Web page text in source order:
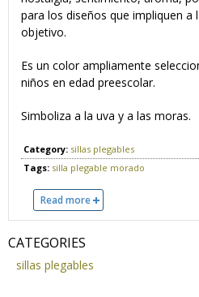
para los diseños que impliquen
objetivo.
Es un color ampliamente
niños en edad preescolar.
Simboliza a la uva y a las moras.
Category: sillas plegables
Tags: silla plegable morado
Read moreabout Silla plegable
CATEGORIES
sillas plegables